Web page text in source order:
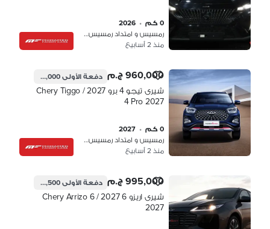
0 كم •
2026
رمسيس و امتداد رمسيس، القاهرة
منذ 2 أسابيع
960,000 ج.م دفعة الأولى288,000 ج.م
شيرى تيجو 4 برو 2027 / Chery Tiggo
4 Pro 2027
0 كم •
2027
رمسيس و امتداد رمسيس، القاهرة
منذ 2 أسابيع
995,000 ج.م دفعة الأولى298,500 ج.م
شيرى اريزو 6 2027 / Chery Arrizo 6
2027